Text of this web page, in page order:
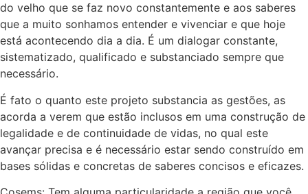
do velho que se faz novo constantemente e aos saberes
que a muito sonhamos entender e vivenciar e que hoje
está acontecendo dia a dia. É um dialogar constante,
sistematizado, qualificado e substanciado sempre que
necessário.
É fato o quanto este projeto substancia as gestões, as
acorda a verem que estão inclusos em uma construção de
legalidade e de continuidade de vidas, no qual este
avançar precisa e é necessário estar sendo construído em
bases sólidas e concretas de saberes concisos e eficazes.